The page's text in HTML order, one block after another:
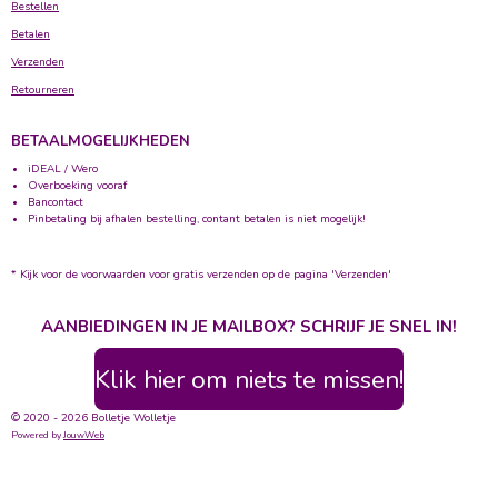
Bestellen
Betalen
Verzenden
Retourneren
BETAALMOGELIJKHEDEN
iDEAL / Wero
Overboeking vooraf
Bancontact
Pinbetaling bij afhalen bestelling, contant betalen is niet mogelijk!
* Kijk voor de voorwaarden voor gratis verzenden op de pagina 'Verzenden'
AANBIEDINGEN IN JE MAILBOX? SCHRIJF JE SNEL IN!
Klik hier om niets te missen!
© 2020 - 2026 Bolletje Wolletje
Powered byJouwWeb